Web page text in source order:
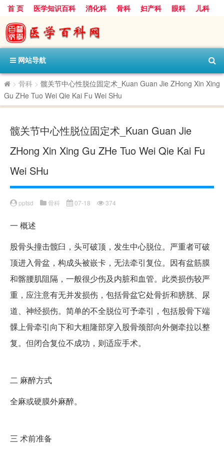
首 页 医学知识百科 消化科 骨科 妇产科 眼科
儿科
心血管病科
呼吸科 神经科
内分泌科
口腔科
网站导航
> 骨科 > 髋关节中心性脱位固定术_Kuan Guan Jie ZHong Xin Xing
Gu ZHe Tuo Wei Qie Kai Fu Wei SHu
髋关节中心性脱位固定术_Kuan Guan Jie
ZHong Xin Xing Gu ZHe Tuo Wei Qie Kai Fu
Wei SHu
pptsd 骨科 07-18 374
一 概述
股骨头撞击髋臼，头可破顶，发生中心脱位。严重者可破
顶进入骨盆，构成头被嵌卡，无法牵引复位。因有盆筋膜
和髂腰肌阻隔，一般很少伤及内脏和血管。此类损伤较严
重，应注意有无并发损伤，包括骨盆它处骨折和膀胱、尿
道、神经损伤。简单的不全脱位可予牵引，包括股骨下端
髁上骨牵引向下和大粗隆部穿入股骨颈部向外侧牵拉以整
复。但闭合复位不成功，则适应手术。
二 麻醉方式
全麻或硬膜外麻醉。
三 术前准备